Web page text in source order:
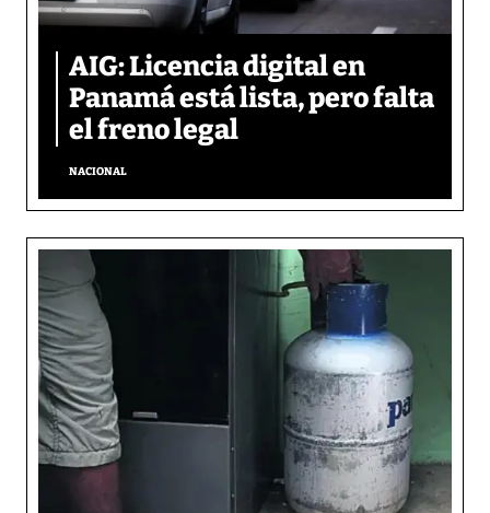
AIG: Licencia digital en
Panamá está lista, pero falta
el freno legal
NACIONAL